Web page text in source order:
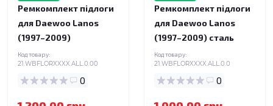
Ремкомплект підлоги
для Daewoo Lanos
(1997–2009)
Код товару:
21.WBFLORXXXX.ALL.0.00
0
Ремкомплект підлоги
для Daewoo Lanos
(1997–2009) сталь
Код товару:
21.WBFLORXXXX.ALL.0.0
0